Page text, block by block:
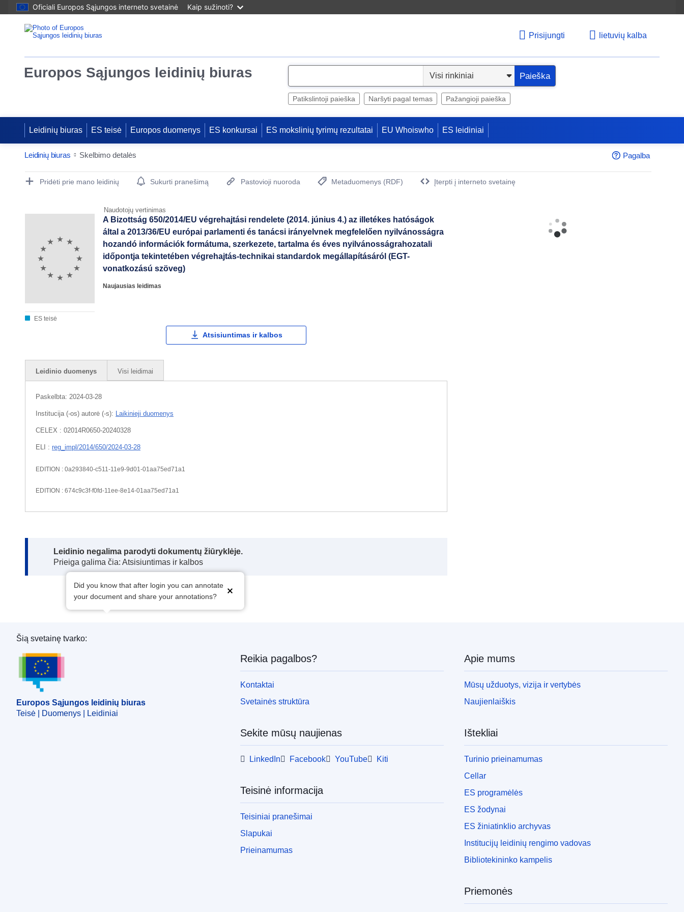
Oficiali Europos Sąjungos interneto svetainė Kaip sužinoti?
Prisijungti lietuvių kalba
Europos Sąjungos leidinių biuras
e
Paieška
Patikslintoji paieška Naršyti pagal temas Pažangioji paieška
Leidinių biuras ES teisė Europos duomenys ES konkursai ES mokslinių tyrimų rezultatai EU Whoiswho ES leidiniai
Leidinių biuras Skelbimo detalės Pagalba
Publication Detail Actions Portlet
Pridėti prie mano leidinių Sukurti pranešimą Pastovioji nuoroda
Metaduomenys (RDF)
Įterpti į interneto svetainę
Naudotojų vertinimas
ES teisė
A Bizottság 650/2014/EU végrehajtási rendelete (2014. június 4.) az illetékes hatóságok
által a 2013/36/EU európai parlamenti és tanácsi irányelvnek megfelelően nyilvánosságra
hozandó információk formátuma, szerkezete, tartalma és éves nyilvánosságrahozatali
időpontja tekintetében végrehajtás-technikai standardok megállapításáról (EGT-
vonatkozású szöveg)
Naujausias leidimas
Atsisiuntimas ir kalbos
Leidinio duomenys Visi leidimai
Paskelbta: 2024-03-28
Institucija (-os) autorė (-s): Laikinieji duomenys
CELEX : 02014R0650-20240328
ELI : reg_impl/2014/650/2024-03-28
EDITION : 0a293840-c511-11e9-9d01-01aa75ed71a1
EDITION : 674c9c3f-f0fd-11ee-8e14-01aa75ed71a1
Note:
Leidinio negalima parodyti dokumentų žiūryklėje.
Prieiga galima čia: Atsisiuntimas ir kalbos
Did you know that after login you can annotate
your document and share your annotations?
Europos Sąjungos leidinių biuras
Šią svetainę tvarko:
Europos Sąjungos leidinių biuras
Teisė | Duomenys | Leidiniai
Reikia pagalbos?
Kontaktai
Svetainės struktūra
Sekite mūsų naujienas
LinkedIn Facebook YouTube Kiti
Teisinė informacija
Teisiniai pranešimai
Slapukai
Prieinamumas
Apie mums
Mūsų užduotys, vizija ir vertybės
Naujienlaiškis
Ištekliai
Turinio prieinamumas
Cellar
ES programėlės
ES žodynai
ES žiniatinklio archyvas
Institucijų leidinių rengimo vadovas
Bibliotekininko kampelis
Priemonės